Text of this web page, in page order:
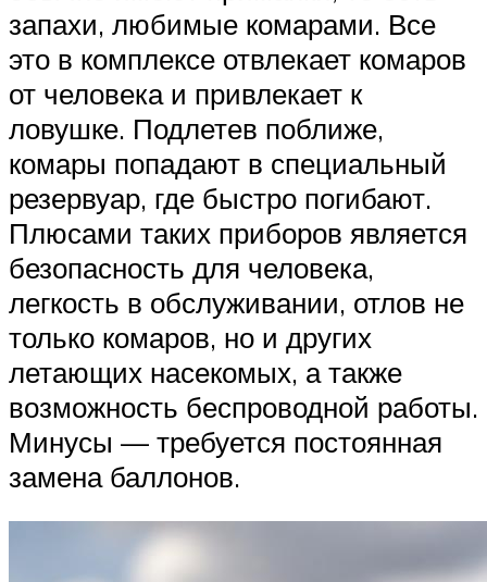
запахи, любимые комарами. Все
это в комплексе отвлекает комаров
от человека и привлекает к
ловушке. Подлетев поближе,
комары попадают в специальный
резервуар, где быстро погибают.
Плюсами таких приборов является
безопасность для человека,
легкость в обслуживании, отлов не
только комаров, но и других
летающих насекомых, а также
возможность беспроводной работы.
Минусы — требуется постоянная
замена баллонов.